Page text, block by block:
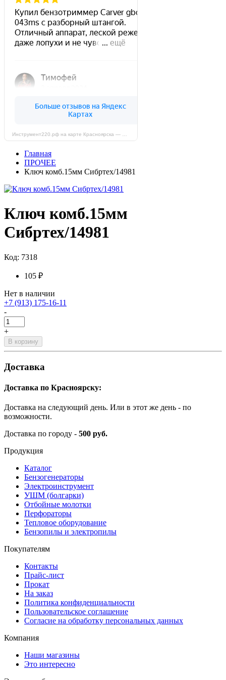
Главная
ПРОЧЕЕ
Ключ комб.15мм Сибртех/14981
Ключ комб.15мм
Сибртех/14981
Код: 7318
105 ₽
Нет в наличии
+7 (913) 175-16-11
-
+
В корзину
Доставка
Доставка по Красноярску:
Доставка на следующий день. Или в этот же день - по
возможности.
Доставка по городу - 500 руб.
Продукция
Каталог
Бензогенераторы
Электроинструмент
УШМ (болгарки)
Отбойные молотки
Перфораторы
Тепловое оборудование
Бензопилы и электропилы
Покупателям
Контакты
Прайс-лист
Прокат
На заказ
Политика конфиденциальности
Пользовательское соглашение
Согласие на обработку персональных данных
Компания
Наши магазины
Это интересно